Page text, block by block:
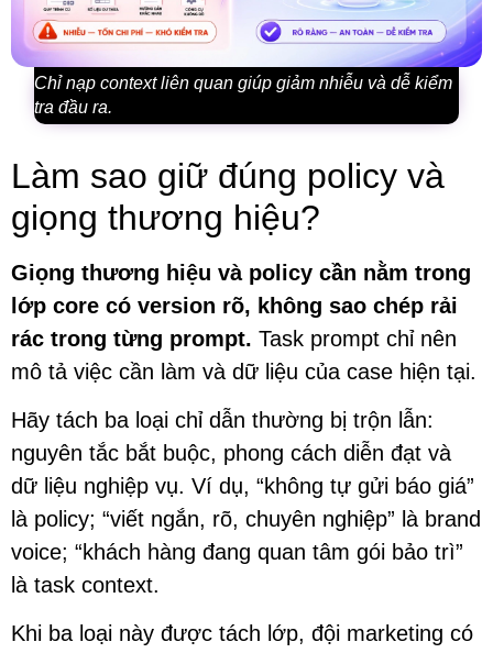
Chỉ nạp context liên quan giúp giảm nhiễu và dễ kiểm
tra đầu ra.
Làm sao giữ đúng policy và
giọng thương hiệu?
Giọng thương hiệu và policy cần nằm trong
lớp core có version rõ, không sao chép rải
rác trong từng prompt. Task prompt chỉ nên
mô tả việc cần làm và dữ liệu của case hiện tại.
Hãy tách ba loại chỉ dẫn thường bị trộn lẫn:
nguyên tắc bắt buộc, phong cách diễn đạt và
dữ liệu nghiệp vụ. Ví dụ, “không tự gửi báo giá”
là policy; “viết ngắn, rõ, chuyên nghiệp” là brand
voice; “khách hàng đang quan tâm gói bảo trì”
là task context.
Khi ba loại này được tách lớp, đội marketing có